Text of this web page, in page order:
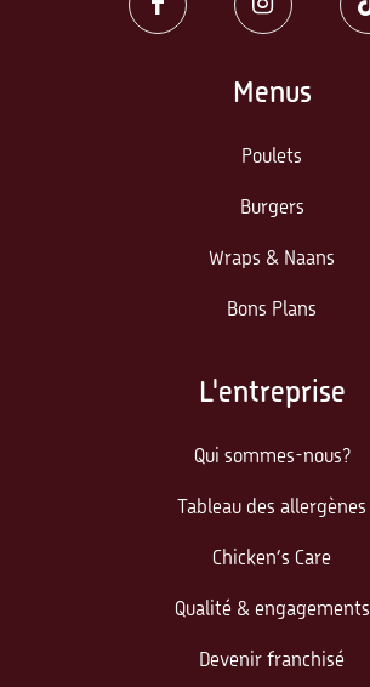
Menus
Poulets
Burgers
Wraps & Naans
Bons Plans
L'entreprise
Qui sommes-nous?
Tableau des allergènes
Chicken’s Care
Qualité & engagements
Devenir franchisé